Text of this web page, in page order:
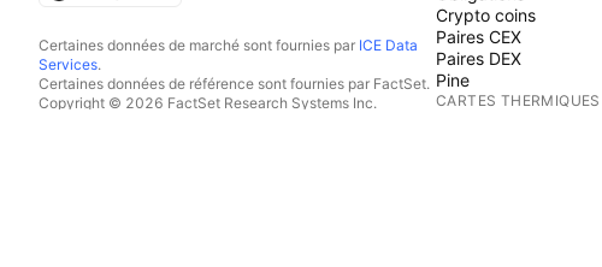
Certaines données de marché sont fournies par ICE Data
Services.
Certaines données de référence sont fournies par FactSet.
Copyright © 2026 FactSet Research Systems Inc.
Crypto coins
Paires CEX
Paires DEX
Pine
CARTES THERMIQUES